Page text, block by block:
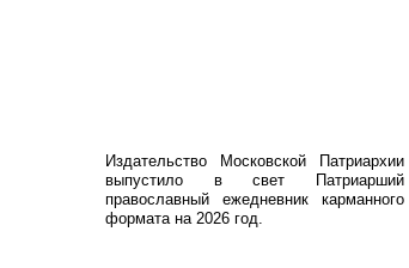
Издательство Московской Патриархии
выпустило в свет Патриарший
православный ежедневник карманного
формата на 2026 год.